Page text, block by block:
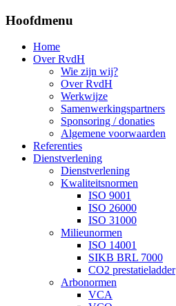
Hoofdmenu
Home
Over RvdH
Wie zijn wij?
Over RvdH
Werkwijze
Samenwerkingspartners
Sponsoring / donaties
Algemene voorwaarden
Referenties
Dienstverlening
Dienstverlening
Kwaliteitsnormen
ISO 9001
ISO 26000
ISO 31000
Milieunormen
ISO 14001
SIKB BRL 7000
CO2 prestatieladder
Arbonormen
VCA